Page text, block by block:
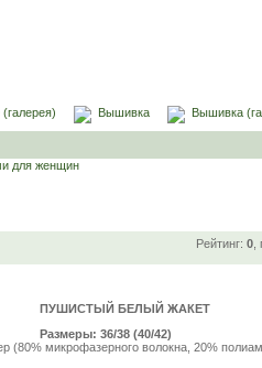
Вышивка Вышивка
для женщин
Рейтинг: 0
ПУШИСТЫЙ БЕЛЫЙ ЖАКЕТ
Размеры: 36/38 (40/42)
(80% микрофазерного волокна, 20%